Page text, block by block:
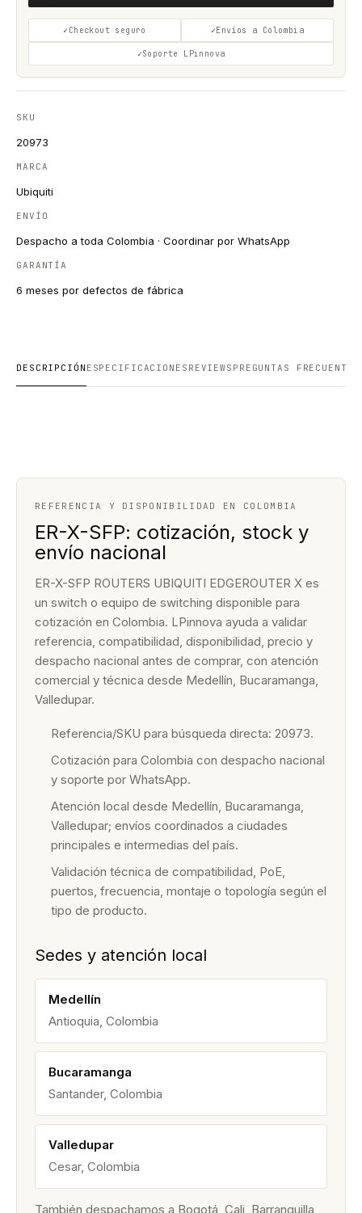
Checkout seguro Envíos a Colombia
Soporte LPinnova
SKU
20973
MARCA
Ubiquiti
ENVÍO
Despacho a toda Colombia · Coordinar por WhatsApp
GARANTÍA
6 meses por defectos de fábrica
DESCRIPCIÓN ESPECIFICACIONES REVIEWS PREGUNTAS FRECUENTES
REFERENCIA Y DISPONIBILIDAD EN COLOMBIA
ER-X-SFP: cotización, stock y
envío nacional
ER-X-SFP ROUTERS UBIQUITI EDGEROUTER X es
un switch o equipo de switching disponible para
cotización en Colombia. LPinnova ayuda a validar
referencia, compatibilidad, disponibilidad, precio y
despacho nacional antes de comprar, con atención
comercial y técnica desde Medellín, Bucaramanga,
Valledupar.
Referencia/SKU para búsqueda directa: 20973.
Cotización para Colombia con despacho nacional
y soporte por WhatsApp.
Atención local desde Medellín, Bucaramanga,
Valledupar; envíos coordinados a ciudades
principales e intermedias del país.
Validación técnica de compatibilidad, PoE,
puertos, frecuencia, montaje o topología según el
tipo de producto.
Sedes y atención local
Medellín
Antioquia, Colombia
Bucaramanga
Santander, Colombia
Valledupar
Cesar, Colombia
También despachamos a Bogotá, Cali, Barranquilla,